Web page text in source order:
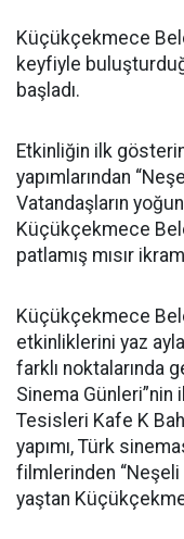
Küçükçekmece
keyfiyle
başladı.
Etkinliğin ilk
yapımlarından
Vatandaşların
Küçükçekmece
patlamış mısır
Küçükçekmece
etkinliklerini yaz
farklı noktalarında
Sinema
Tesisleri Kafe K
yapımı, Türk
filmlerinden
yaştan